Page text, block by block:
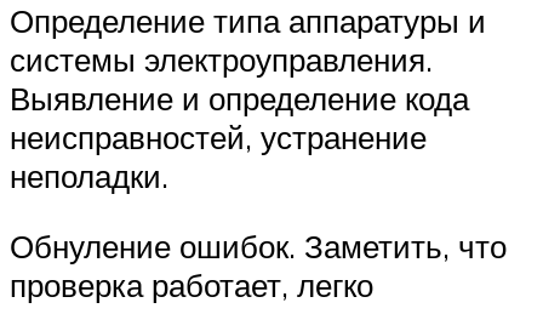
Определение типа аппаратуры и
системы электроуправления.
Выявление и определение кода
неисправностей, устранение
неполадки.
Обнуление ошибок. Заметить, что
проверка работает, легко